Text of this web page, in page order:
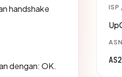
handshake
dengan: OK.
ISP
ASN